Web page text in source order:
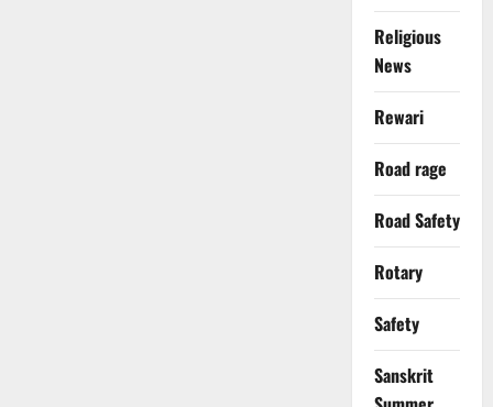
Religious
News
Rewari
Road rage
Road Safety
Rotary
Safety
Sanskrit